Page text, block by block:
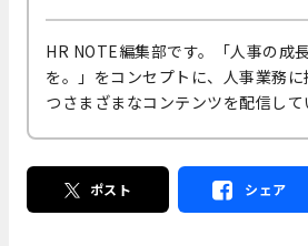
HR NOTE編集部です。「人事の成
を。」をコンセプトに、人事業務
つさまざまなコンテンツを配信して
ポスト シェア